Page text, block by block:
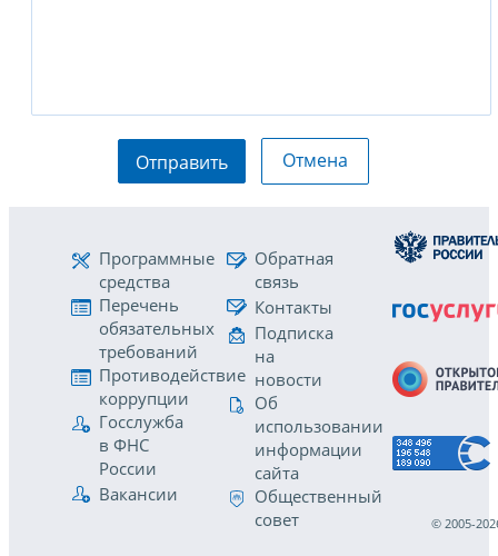
Отправить Отмена
Программные
средства
Перечень
обязательных
требований
Противодействие
коррупции
Госслужба
в ФНС
России
Вакансии
Обратная
связь
Контакты
Подписка
на
новости
Об
использовании
информации
сайта
Общественный
совет
© 2005-